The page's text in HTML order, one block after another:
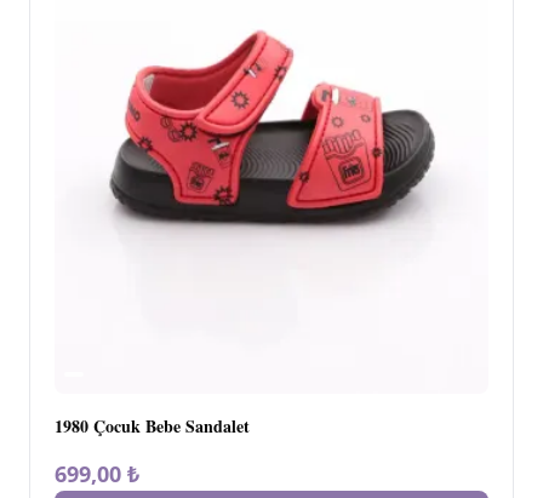
1980 Çocuk Bebe Sandalet
699,00 ₺